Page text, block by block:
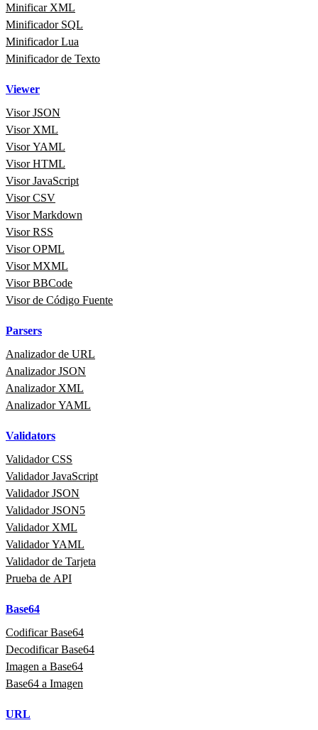
Minificar XML
Minificador SQL
Minificador Lua
Minificador de Texto
Viewer
Visor JSON
Visor XML
Visor YAML
Visor HTML
Visor JavaScript
Visor CSV
Visor Markdown
Visor RSS
Visor OPML
Visor MXML
Visor BBCode
Visor de Código Fuente
Parsers
Analizador de URL
Analizador JSON
Analizador XML
Analizador YAML
Validators
Validador CSS
Validador JavaScript
Validador JSON
Validador JSON5
Validador XML
Validador YAML
Validador de Tarjeta
Prueba de API
Base64
Codificar Base64
Decodificar Base64
Imagen a Base64
Base64 a Imagen
URL